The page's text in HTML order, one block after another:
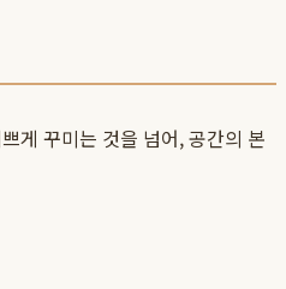
게 꾸미는 것을 넘어, 공간의 본